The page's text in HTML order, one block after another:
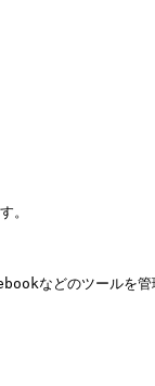
。
などのツール